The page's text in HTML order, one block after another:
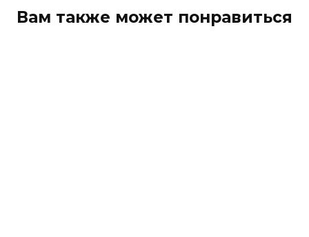
Вам также может понравиться